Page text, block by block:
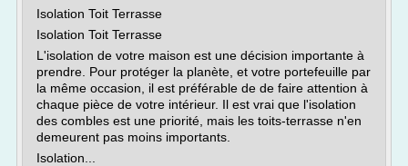
Isolation Toit Terrasse
Isolation Toit Terrasse
L'isolation de votre maison est une décision importante à
prendre. Pour protéger la planète, et votre portefeuille par
la même occasion, il est préférable de de faire attention à
chaque pièce de votre intérieur. Il est vrai que l'isolation
des combles est une priorité, mais les toits-terrasse n'en
demeurent pas moins importants.
Isolation...